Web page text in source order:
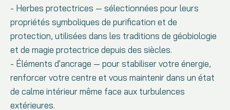
- Herbes protectrices — sélectionnées pour leurs
propriétés symboliques de purification et de
protection, utilisées dans les traditions de géobiologie
et de magie protectrice depuis des siècles.
- Éléments d'ancrage — pour stabiliser votre énergie,
renforcer votre centre et vous maintenir dans un état
de calme intérieur même face aux turbulences
extérieures.